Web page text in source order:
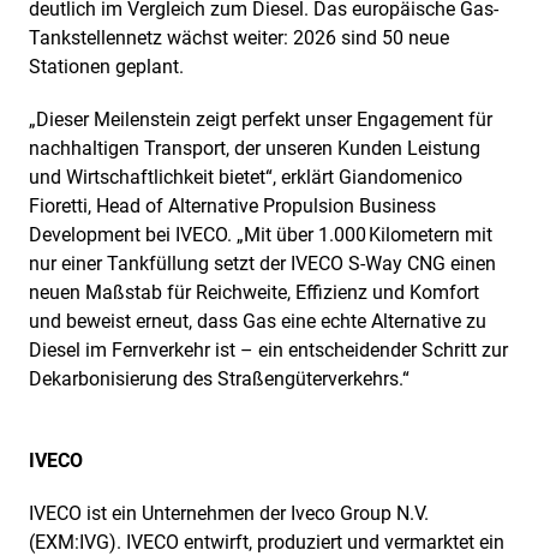
deutlich im Vergleich zum Diesel. Das europäische Gas-
Tankstellennetz wächst weiter: 2026 sind 50 neue
Stationen geplant.
„Dieser Meilenstein zeigt perfekt unser Engagement für
nachhaltigen Transport, der unseren Kunden Leistung
und Wirtschaftlichkeit bietet“, erklärt Giandomenico
Fioretti, Head of Alternative Propulsion Business
Development bei IVECO. „Mit über 1.000 Kilometern mit
nur einer Tankfüllung setzt der IVECO S-Way CNG einen
neuen Maßstab für Reichweite, Effizienz und Komfort
und beweist erneut, dass Gas eine echte Alternative zu
Diesel im Fernverkehr ist – ein entscheidender Schritt zur
Dekarbonisierung des Straßengüterverkehrs.“
IVECO
IVECO ist ein Unternehmen der Iveco Group N.V.
(EXM:IVG). IVECO entwirft, produziert und vermarktet ein